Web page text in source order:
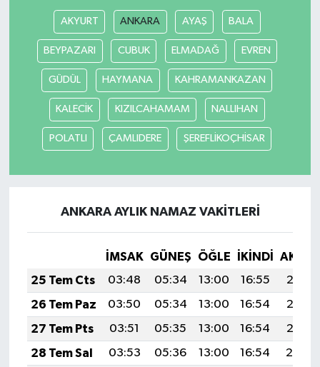
AKYURT ANKARA AYAŞ BALA
BEYPAZARI CUBUK ELMADAĞ EVREN
GÜDÜL HAYMANA KAHRAMANKAZAN
KALECİK KIZILCAHAMAM NALLIHAN
POLATLI ÇAMLIDERE ŞEREFLİKOÇHİSAR
ANKARA AYLIK NAMAZ VAKITLERI
İMSAK GÜNEŞ ÖĞLE İKINDI
25 Tem Cts
03:48 05:34 13:00 16:55
20:17
26 Tem Paz
03:50 05:34 13:00 16:54
20:16
27 Tem Pts
03:51 05:35 13:00 16:54
20:15
28 Tem Sal
03:53 05:36 13:00 16:54
20:14